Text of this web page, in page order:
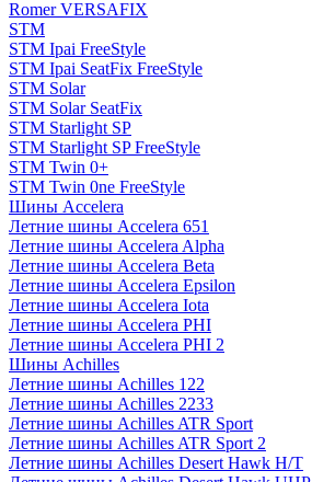
Romer VERSAFIX
STM
STM Ipai FreeStyle
STM Ipai SeatFix FreeStyle
STM Solar
STM Solar SeatFix
STM Starlight SP
STM Starlight SP FreeStyle
STM Twin 0+
STM Twin 0ne FreeStyle
Шины Accelera
Летние шины Accelera 651
Летние шины Accelera Alpha
Летние шины Accelera Beta
Летние шины Accelera Epsilon
Летние шины Accelera Iota
Летние шины Accelera PHI
Летние шины Accelera PHI 2
Шины Achilles
Летние шины Achilles 122
Летние шины Achilles 2233
Летние шины Achilles ATR Sport
Летние шины Achilles ATR Sport 2
Летние шины Achilles Desert Hawk H/T